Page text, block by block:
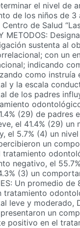
el nivel de
de los niños de 3
de Salud
METODOS:
sustenta al
con un
indicando
como instruía
y la escala
de los padres
(29) de padres
el 41.4% (29) un
el 5.7% (4) un
un
tratamiento
negativo, el
(3) un
Un promedio
tratamiento
leve y moderado,
un
positivo en el